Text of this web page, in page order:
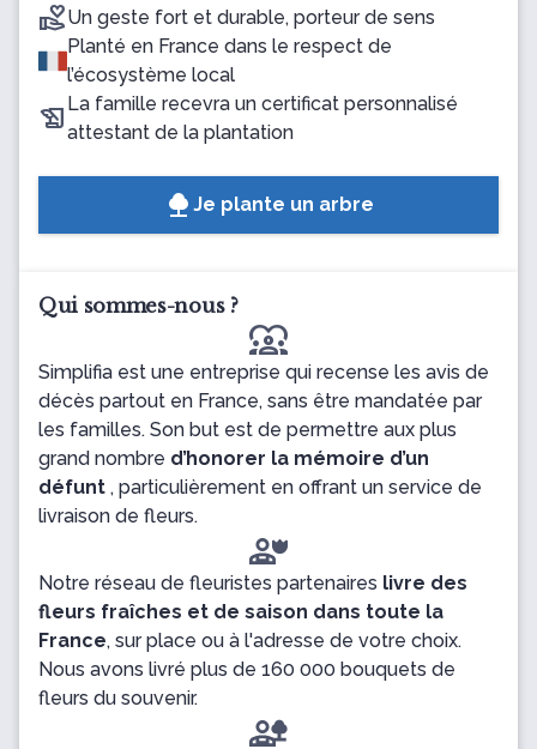
Un geste fort et durable, porteur de sens
Planté en France dans le respect de
l’écosystème local
La famille recevra un certificat personnalisé
attestant de la plantation
Je plante un arbre
Qui sommes-nous ?
diversity_1
Simplifia est une entreprise qui recense les avis de
décès partout en France, sans être mandatée par
les familles. Son but est de permettre aux plus
grand nombre d’honorer la mémoire d’un
défunt , particulièrement en offrant un service de
livraison de fleurs.
Notre réseau de fleuristes partenaires livre des
fleurs fraîches et de saison dans toute la
France, sur place ou à l'adresse de votre choix.
Nous avons livré plus de 160 000 bouquets de
fleurs du souvenir.